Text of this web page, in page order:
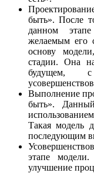
быть». После
данном
желаемым его
основу
стадии. Она
будущем,
Выполнение
быть».
Такая модель
последующим
этапе
улучшение